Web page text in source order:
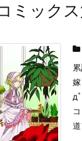
ミック
д